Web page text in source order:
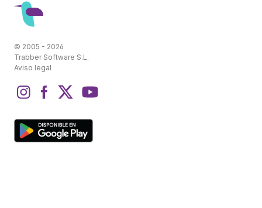
© 2005 - 2026
Trabber Software S.L.
Aviso legal